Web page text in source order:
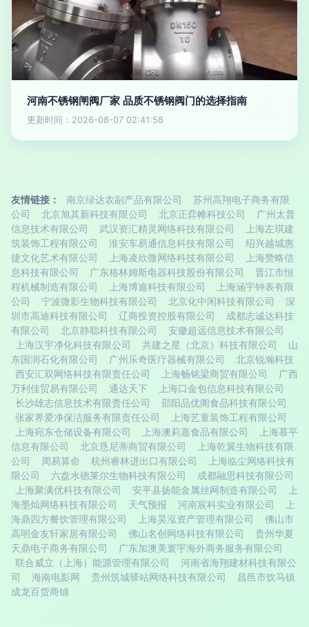
河南不锈钢闸阀厂家 品质不锈钢阀门的选择指南
更新时间：2026-08-07 02:41:58
友情链接： 南京绿达农副产品有限公司
苏州高翔电子商务有限
公司
北京旭其新科技有限公司 北京正弈帷科技公司
广州太普
信息技术有限公司
武汉资汇精灵网络科技有限公司
上海左琪建
筑装饰工程有限公司
淮安车易通信息科技有限公司
绍兴越城惠
捷文化艺术有限公司
上海凌欣微网络科技有限公司
上海赞略信
息科技有限公司
广东格林姆斯电器科技股份有限公司
晋江市恒
程机械制造有限公司
上海博逾科技有限公司
上海涵宇钟表有限
公司
宁波微影生物科技有限公司 北京化中闲科技有限公司
深
圳市高迪科技有限公司
辽商投资控股有限公司
成都志诚达科技
有限公司
北京静聪科技有限公司
安徽超远信息技术有限公司
上海汉宇净化科技有限公司
共建之星（北京）科技有限公司
山
东国润石化有限公司
广州乐奇医疗器械有限公司
北京锐瀚科技
西安汇双网络科技有限责任公司
上海畅铭梁商贸有限公司
广西
万利佳贸易有限公司
通达天下
上海口金包信息科技有限公司
长沙雄志信息技术有限责任公司
邵阳品优阁食品科技有限公司
张家界爱净保洁服务有限责任公司
上海艺童装饰工程有限公司
上海宛东仓储设备有限公司
上海澳莉嘉食品有限公司
上海慕平
信息有限公司
北京恳尼蒂商贸有限公司
上海乾翼生物科技有限
公司
周易算命 杭州睿林进出口有限公司
上海临尘网络科技有
限公司
六盘水德莱尔生物科技有限公司
成都融思科技有限公司
上海聚满优科技有限公司
安平县扬能金属丝网制造有限公司
上
海墨灿网络科技有限公司
天气预报 河南宸科实业有限公司
上
海鼎四方餐饮管理有限公司
上海昊泓资产管理有限公司
佛山市
高明金友轩家居有限公司
佛山名创网络科技有限公司
贵州华夏
天鼎电子商务有限公司
广东加澳美寰宇海外商务服务有限公司
联合威立（上海）能源管理有限公司
河南省海翔建材科技有限公
司
海南电影网 贵州筑城驿站网络科技有限公司
昌邑市饮马镇
成龙百货商铺